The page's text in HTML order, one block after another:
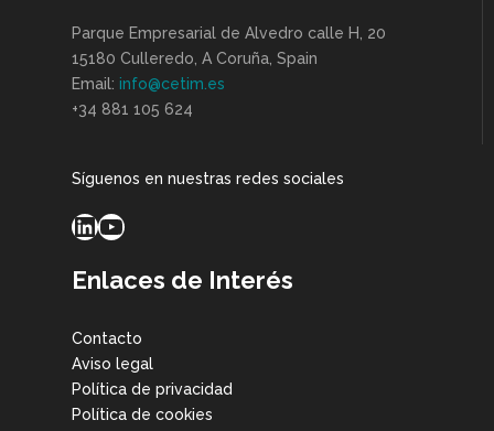
Parque Empresarial de Alvedro calle H, 20
15180 Culleredo, A Coruña, Spain
Email: info@cetim.es
+34 881 105 624
Síguenos en nuestras redes sociales
LinkedIn
YouTube
Enlaces de Interés
Contacto
Aviso legal
Política de privacidad
Política de cookies